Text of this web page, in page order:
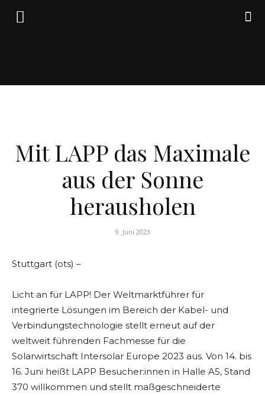
Friedrich
Weik
Mit LAPP das Maximale
aus der Sonne
herausholen
9. Juni 2023
Stuttgart (ots) –
Licht an für LAPP! Der Weltmarktführer für
integrierte Lösungen im Bereich der Kabel- und
Verbindungstechnologie stellt erneut auf der
weltweit führenden Fachmesse für die
Solarwirtschaft Intersolar Europe 2023 aus. Von 14. bis
16. Juni heißt LAPP Besucher:innen in Halle A5, Stand
370 willkommen und stellt maßgeschneiderte